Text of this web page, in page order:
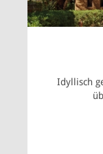
Idyllisch